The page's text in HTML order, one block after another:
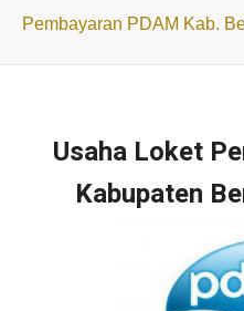
Pembayaran PDAM Kab.
Usaha Loket
Kabupaten